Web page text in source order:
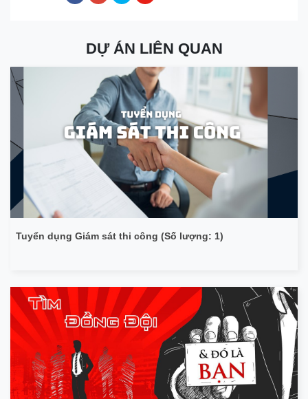
DỰ ÁN LIÊN QUAN
Tuyển dụng Giám sát thi công (Số lượng: 1)